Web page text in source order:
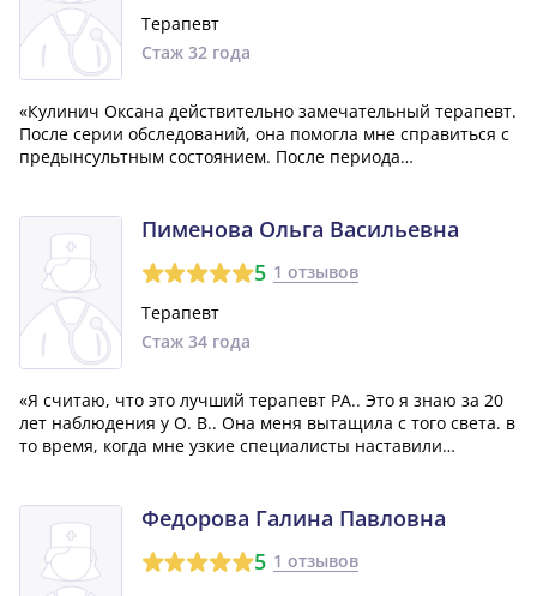
Терапевт
Стаж 32 года
«Кулинич Оксана действительно замечательный терапевт.
После серии обследований, она помогла мне справиться с
предынсультным состоянием. После периода
Пименова Ольга Васильевна
5 1 отзывов
Терапевт
Стаж 34 года
«Я считаю, что это лучший терапевт РА.. Это я знаю за 20
лет наблюдения у О. В.. Она меня вытащила с того света. в
то время, когда мне узкие специалисты наставили
Федорова Галина Павловна
5 1 отзывов